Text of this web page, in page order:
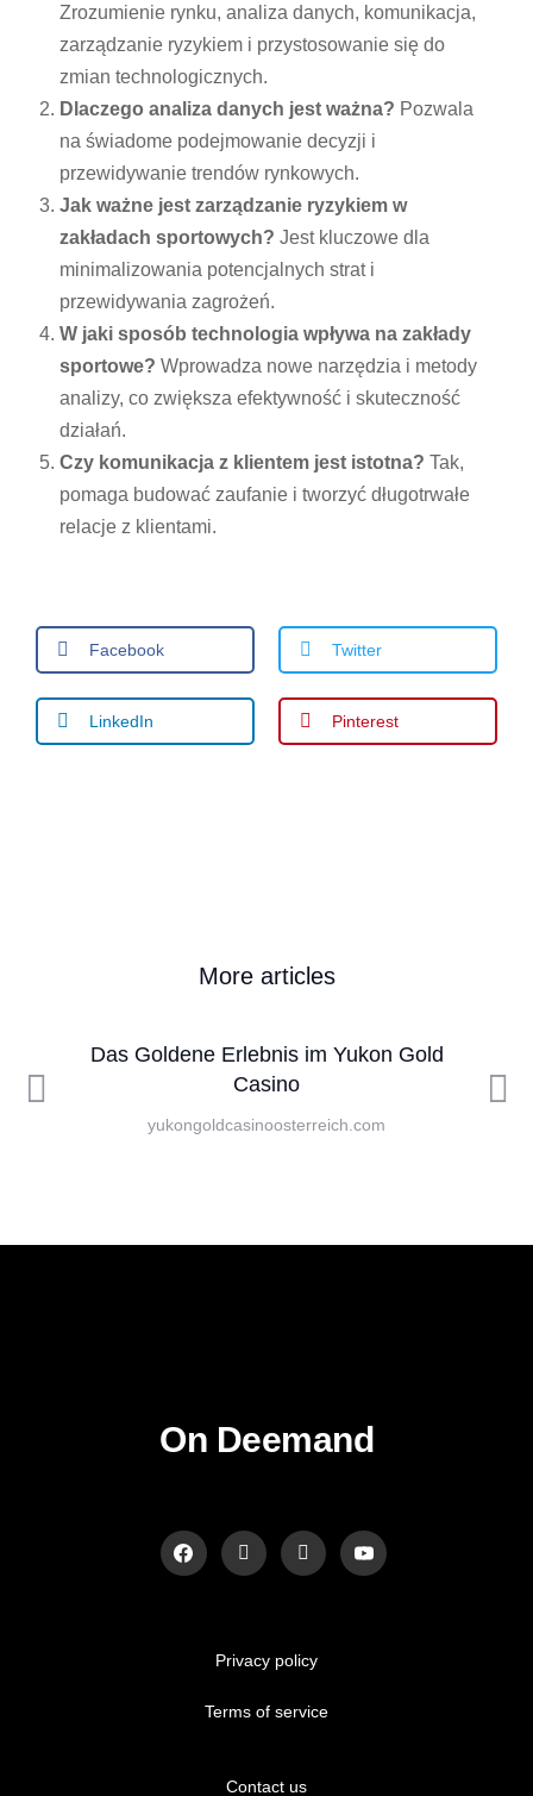
Zrozumienie rynku, analiza danych, komunikacja,
zarządzanie ryzykiem i przystosowanie się do
zmian technologicznych.
Dlaczego analiza danych jest ważna? Pozwala
na świadome podejmowanie decyzji i
przewidywanie trendów rynkowych.
Jak ważne jest zarządzanie ryzykiem w
zakładach sportowych? Jest kluczowe dla
minimalizowania potencjalnych strat i
przewidywania zagrożeń.
W jaki sposób technologia wpływa na zakłady
sportowe? Wprowadza nowe narzędzia i metody
analizy, co zwiększa efektywność i skuteczność
działań.
Czy komunikacja z klientem jest istotna? Tak,
pomaga budować zaufanie i tworzyć długotrwałe
relacje z klientami.
Facebook Twitter
LinkedIn Pinterest
More articles
Das Goldene Erlebnis im Yukon Gold
Casino
yukongoldcasinoosterreich.com
On Deemand
Privacy policy
Terms of service
Contact us